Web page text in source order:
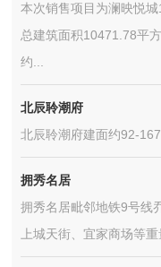
本次销售项目为澜映悦
总建筑面积10471.78平
约...
北辰聆潮府
北辰聆潮府建面约92-
拥秀名居
拥秀名居毗邻地铁9号线
上城天街、宜家商场等